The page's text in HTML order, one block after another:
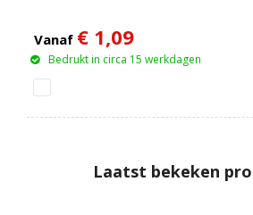
Vanaf € 1,09
Bedrukt in circa 15 werkdagen
Laatst bekeken